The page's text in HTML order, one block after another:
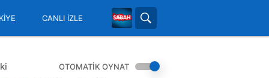
CANLI İZLE
OTOMATİK OYNAT